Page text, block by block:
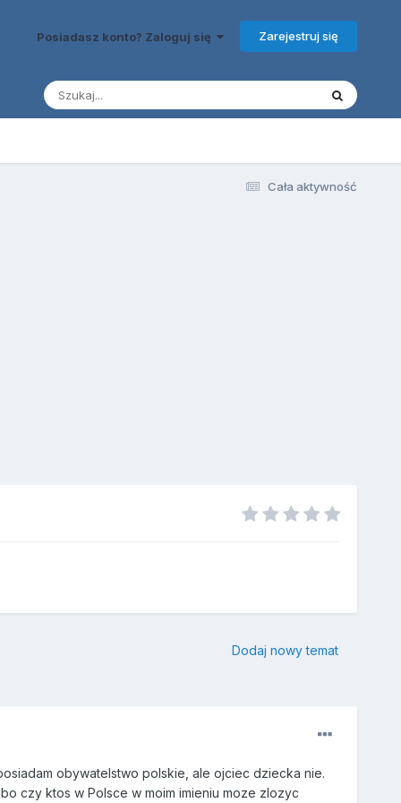
Posiadasz konto? Zaloguj się Zarejestruj się
Cała aktywność
Dodaj nowy temat
obywatelstwo polskie, ale ojciec dziecka nie.
czy ktos w Polsce w moim imieniu moze zlozyc